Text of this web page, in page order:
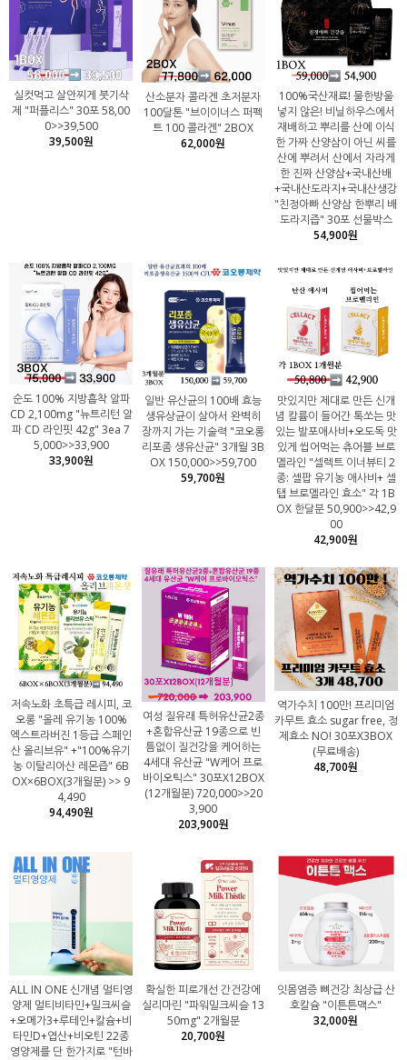
실컷먹고 살안찌게 붓기삭
제 "퍼플리스" 30포 58,00
0>>39,500
39,500원
산소분자 콜라겐 초저분자
100달톤 "브이이너스 퍼펙
트 100 콜라겐" 2BOX
62,000원
100%국산재료! 물한방울
넣지 않은! 비닐하우스에서
재배하고 뿌리를 산에 이식
한 가짜 산양삼이 아닌 씨를
산에 뿌려서 산에서 자라게
한 진짜 산양삼+국내산배
+국내산도라지+국내산생강
"친정아빠 산양삼 한뿌리 배
도라지즙" 30포 선물박스
54,900원
순도 100% 지방흡착 알파
CD 2,100mg "뉴트리턴 알
파 CD 라인핏 42g" 3ea 7
5,000>>33,900
33,900원
일반 유산균의 100배 효능
생유상균이 살아서 완벽히
장까지 가는 기술력 "코오롱
리포좀 생유산균" 3개월 3B
OX 150,000>>59,700
59,700원
맛있지만 제대로 만든 신개
념 칼륨이 들어간 톡쏘는 맛
있는 발포애사비+오도독 맛
있게 씹어먹는 츄어블 브로
멜라인 "셀렉트 이너뷰티 2
종: 셀팝 유기농 애사비+ 셀
탭 브로멜라인 효소" 각 1B
OX 한달분 50,900>>42,9
00
42,900원
저속노화 초특급 레시피, 코
오롱 "올레 유기농 100%
엑스트라버진 1등급 스페인
산 올리브유" +"100%유기
농 이탈리아산 레몬즙" 6B
OX×6BOX(3개월분) >> 9
4,490
94,490원
여성 질유래 특허유산균2종
+혼합유산균 19종으로 빈
틈없이 질건강을 케어하는
4세대 유산균 "W케어 프로
바이오틱스" 30포X12BOX
(12개월분) 720,000>>20
3,900
203,900원
역가수치 100만! 프리미엄
카무트 효소 sugar free, 정
제효소 NO! 30포X3BOX
(무료배송)
48,700원
ALL IN ONE 신개념 멀티영
양제 멀티비타민+밀크씨슬
+오메가3+루테인+칼슘+비
타민D+엽산+비오틴 22종
영양제를 단 한가지로 "턴바
확실한 피로개선 간건강에
실리마린 "파워밀크씨슬 13
50mg" 2개월분
20,700원
잇몸염증 뼈건강 최상급 산
호칼슘 "이튼튼맥스"
32,000원